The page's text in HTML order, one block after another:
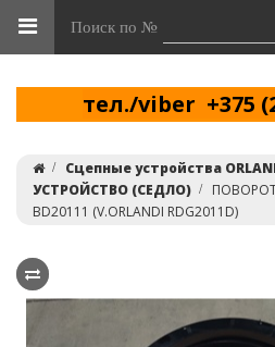
Поиск по №
тел./viber +375
Сцепные устройства
УСТРОЙСТВО (СЕДЛО)
BD20111 (V.ORLANDI RDG2011D)